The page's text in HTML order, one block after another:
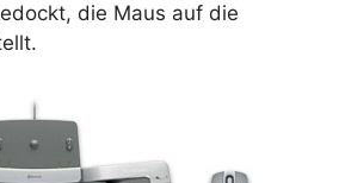
die Maus auf die